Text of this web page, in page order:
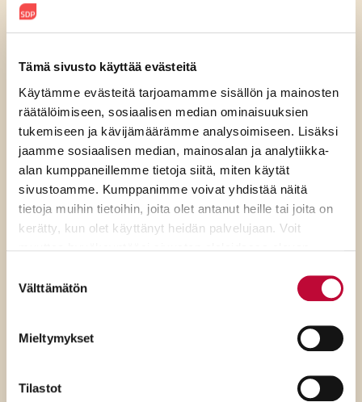
Tämä sivusto käyttää evästeitä
Käytämme evästeitä tarjoamamme sisällön ja mainosten
räätälöimiseen, sosiaalisen median ominaisuuksien
tukemiseen ja kävijämäärämme analysoimiseen. Lisäksi
jaamme sosiaalisen median, mainosalan ja analytiikka-
alan kumppaneillemme tietoja siitä, miten käytät
sivustoamme. Kumppanimme voivat yhdistää näitä
tietoja muihin tietoihin, joita olet antanut heille tai joita on
kerätty, kun olet käyttänyt heidän palvelujaan. Voit
valinta
Välttämätön
Mieltymykset
Tilastot
Luitko jo?
SDP:n varapuheenjohtaja Niina
Malm: Rydman ylenkatsoo